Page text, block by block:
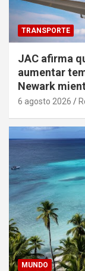
TRANSPORTE
JAC afirma
aumentar
Newark
6 agosto 2026
MUNDO